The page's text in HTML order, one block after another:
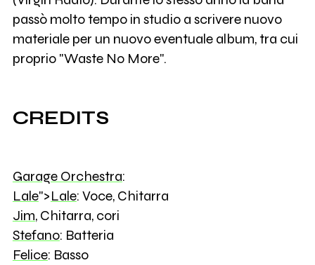
passò molto tempo in studio a scrivere nuovo
materiale per un nuovo eventuale album, tra cui
proprio "Waste No More".
CREDITS
Garage Orchestra:
Lale">Lale: Voce, Chitarra
Jim, Chitarra, cori
Stefano: Batteria
Felice: Basso